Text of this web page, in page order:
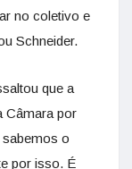
no coletivo e
Schneider.
que a
Câmara por
o
por isso. É